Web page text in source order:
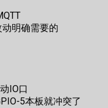
明确需要的
IO口
5本板就冲突了